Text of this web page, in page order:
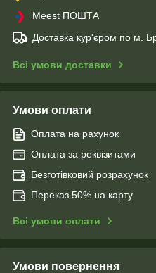
Meest ПОШТА
Доставка кур'єром по м.
Всі умови доставки
Умови оплати
Оплата на рахунок
Оплата за реквізитами
Безготівковий розрахунок
Переказ 50% на карту
Всі умови оплати
Умови повернення